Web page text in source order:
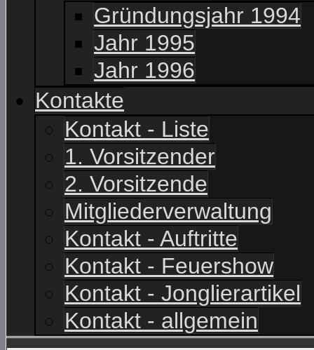
Gründungsjahr 1994
Jahr 1995
Jahr 1996
Kontakte
Kontakt - Liste
1. Vorsitzender
2. Vorsitzende
Mitgliederverwaltung
Kontakt - Auftritte
Kontakt - Feuershow
Kontakt - Jonglierartikel
Kontakt - allgemein